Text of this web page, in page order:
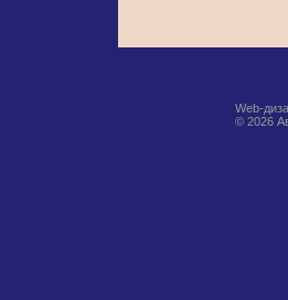
Web-
© 2026